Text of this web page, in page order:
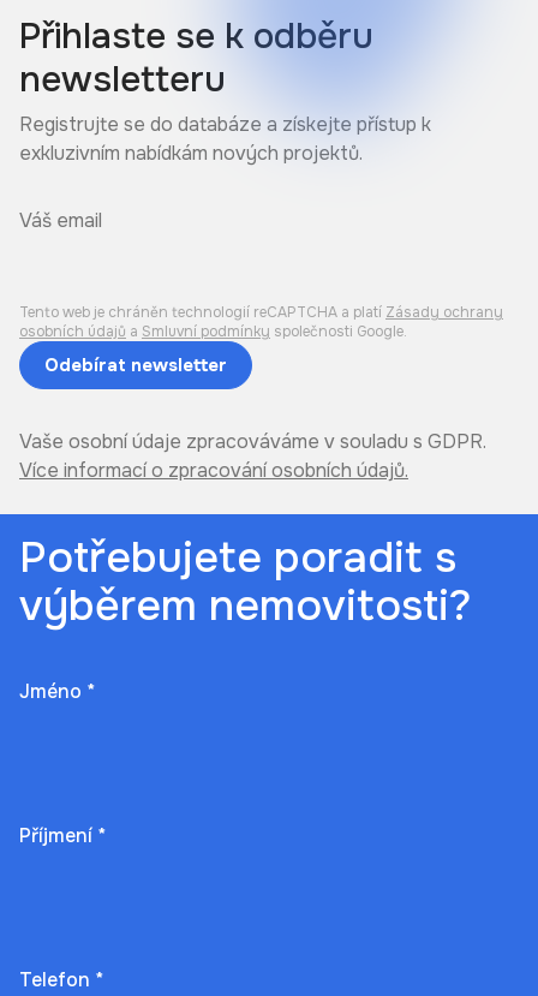
Přihlaste se k odběru
newsletteru
Registrujte se do databáze a získejte přístup k
exkluzivním nabídkám nových projektů.
Tento web je chráněn technologií reCAPTCHA a platí Zásady ochrany
osobních údajů a Smluvní podmínky společnosti Google.
Odebírat newsletter
Vaše osobní údaje zpracováváme v souladu s GDPR.
Více informací o zpracování osobních údajů.
Potřebujete poradit s
výběrem nemovitosti?
Jméno *
Příjmení *
Telefon *